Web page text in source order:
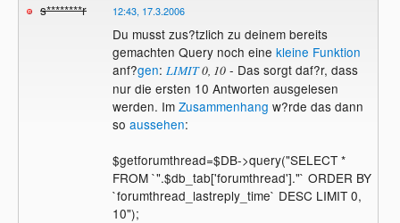
s********r 12:43, 17.3.2006
Du musst zus?tzlich zu deinem bereits
gemachten Query noch eine kleine Funktion
anf?gen: LIMIT0, 10- Das sorgt daf?r, dass
nur die ersten 10 Antworten ausgelesen
werden. Im Zusammenhang w?rde das dann
so aussehen:
$getforumthread=$DB->query("SELECT *
FROM `".$db_tab['forumthread']."` ORDER BY
`forumthread_lastreply_time` DESC LIMIT 0,
10");